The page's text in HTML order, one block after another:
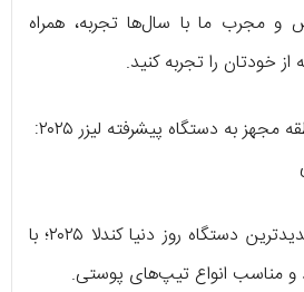
و مجرب ما با سال‌ها تجربه، همراه
خودتان را تجربه کنید.
به دستگاه پیشرفته لیزر ۲۰۲۵:
لیزر بانوان و آقایان با جدیدترین دستگاه روز دنیا کندلا ۲۰۲۵؛ با
و مناسب انواع تیپ‌های پوستی.